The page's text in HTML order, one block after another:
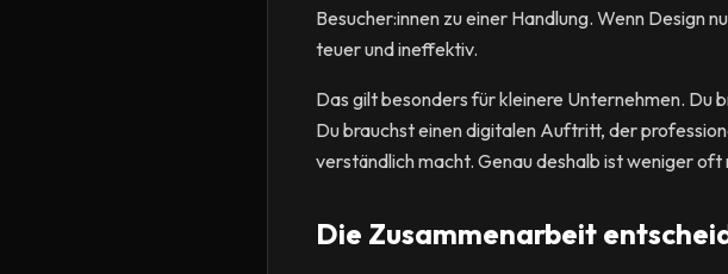
Besucher:innen zu einer Handlung. Wenn Design
teuer und ineffektiv.
Das gilt besonders für kleinere Unternehmen. Du
Du brauchst einen digitalen Auftritt, der
verständlich macht. Genau deshalb ist weniger
Die Zusammenarbeit